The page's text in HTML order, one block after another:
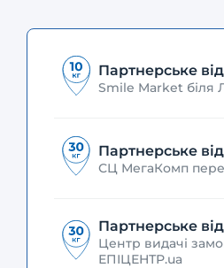
Партнерське
Smile Market біля
Партнерське
СЦ МегаКомп
Партнерське
Центр видачі
ЕПІЦЕНТР.ua